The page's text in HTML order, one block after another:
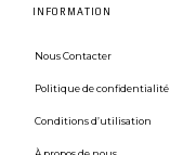
INFORMATION
Nous Contacter
Politique de confidentialité
Conditions d’utilisation